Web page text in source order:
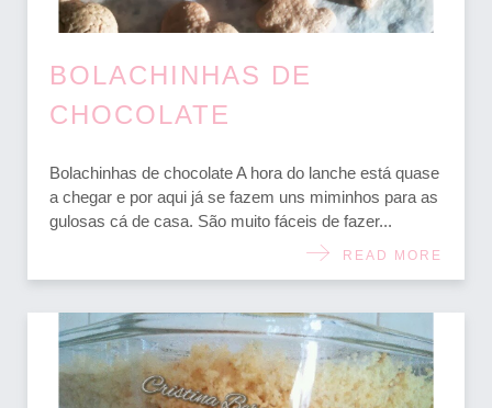
BOLACHINHAS DE
CHOCOLATE
Bolachinhas de chocolate A hora do lanche está quase
a chegar e por aqui já se fazem uns miminhos para as
gulosas cá de casa. São muito fáceis de fazer...
READ MORE